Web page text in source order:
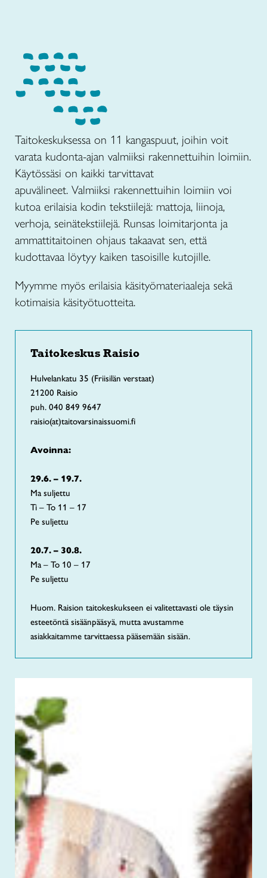
Taitokeskuksessa on 11 kangaspuut, joihin voit
varata kudonta-ajan valmiiksi rakennettuihin loimiin.
Käytössäsi on kaikki tarvittavat
apuvälineet. Valmiiksi rakennettuihin loimiin voi
kutoa erilaisia kodin tekstiilejä: mattoja, liinoja,
verhoja, seinätekstiilejä. Runsas loimitarjonta ja
ammattitaitoinen ohjaus takaavat sen, että
kudottavaa löytyy kaiken tasoisille kutojille.
Myymme myös erilaisia käsityömateriaaleja sekä
kotimaisia käsityötuotteita.
Taitokeskus Raisio
Hulvelankatu 35 (Friisilän verstaat)
21200 Raisio
puh. 040 849 9647
raisio(at)taitovarsinaissuomi.fi
Avoinna:
29.6. – 19.7.
Ma suljettu
Ti – To 11 – 17
Pe suljettu
20.7. – 30.8.
Ma – To 10 – 17
Pe suljettu
Huom. Raision taitokeskukseen ei valitettavasti ole täysin
esteetöntä sisäänpääsyä, mutta avustamme
asiakkaitamme tarvittaessa pääsemään sisään.